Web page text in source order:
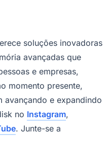
soluções inovadoras
e empresas,
momento presente,
e expandindo
noInstagram,
. Junte-se a
suas afiliadas. Todos os